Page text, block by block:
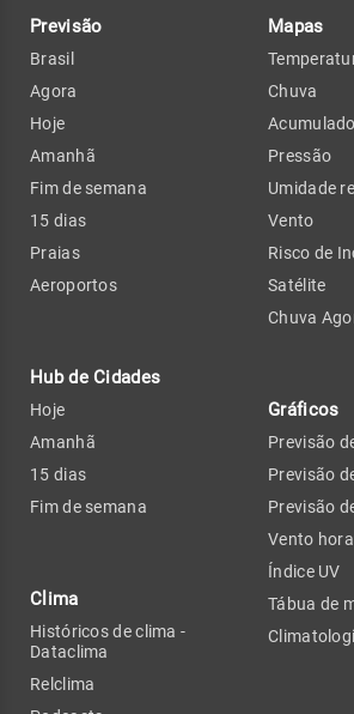
Previsão
Brasil
Agora
Hoje
Amanhã
Fim de semana
15 dias
Praias
Aeroportos
Hub de Cidades
Hoje
Amanhã
15 dias
Fim de semana
Clima
Históricos de clima -
Dataclima
Relclima
Mapas
Chuva
Pressão
Umidade
Vento
Risco de
Satélite
Chuva
Gráficos
Previsão
Previsão
Previsão
Vento
Índice UV
Tábua de